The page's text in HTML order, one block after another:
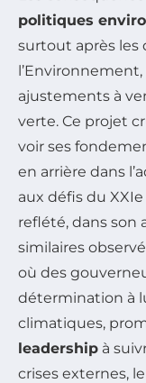
politiques
surtout après les
ajustements à
verte. Ce projet
voir ses
en arrière dans
aux défis du
reflété, dans son
similaires
où des
détermination à
climatiques,
leadership à
crises externes,